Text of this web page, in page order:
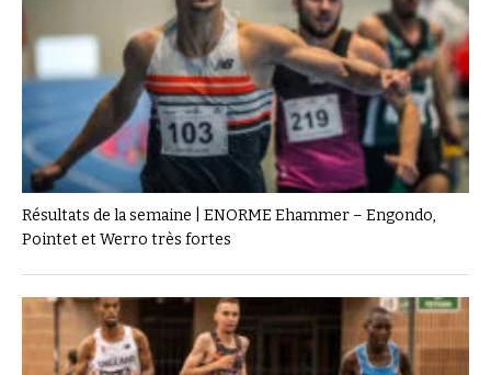
Résultats de la semaine | ENORME Ehammer – Engondo,
Pointet et Werro très fortes